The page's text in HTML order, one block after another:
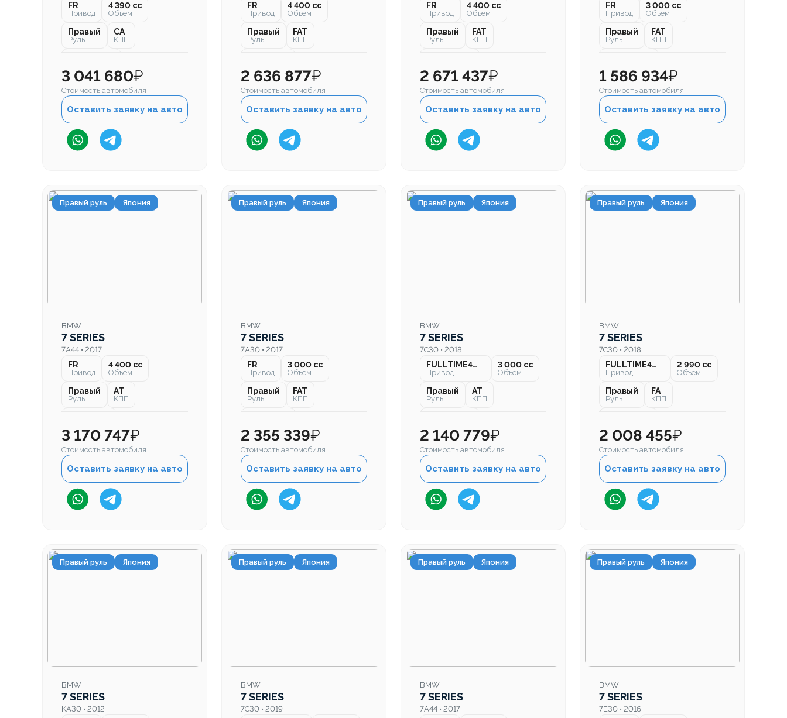
FR
Привод
4 390 cc
Объем
Правый
Руль
CA
КПП
3 041 680₽
Стоимость автомобиля
Оставить заявку на авто
FR
Привод
4 400 cc
Объем
Правый
Руль
FAT
КПП
2 636 877₽
Стоимость автомобиля
Оставить заявку на авто
FR
Привод
4 400 cc
Объем
Правый
Руль
FAT
КПП
2 671 437₽
Стоимость автомобиля
Оставить заявку на авто
FR
Привод
3 000 cc
Объем
Правый
Руль
FAT
КПП
1 586 934₽
Стоимость автомобиля
Оставить заявку на авто
Правый руль Япония
BMW
7 SERIES
7A44 • 2017
FR
Привод
4 400 cc
Объем
Правый
Руль
AT
КПП
3 170 747₽
Стоимость автомобиля
Оставить заявку на авто
Правый руль Япония
BMW
7 SERIES
7A30 • 2017
FR
Привод
3 000 cc
Объем
Правый
Руль
FAT
КПП
2 355 339₽
Стоимость автомобиля
Оставить заявку на авто
Правый руль Япония
BMW
7 SERIES
7C30 • 2018
FULLTIME4WD
Привод
3 000 cc
Объем
Правый
Руль
AT
КПП
2 140 779₽
Стоимость автомобиля
Оставить заявку на авто
Правый руль Япония
BMW
7 SERIES
7C30 • 2018
FULLTIME4WD
Привод
2 990 cc
Объем
Правый
Руль
FA
КПП
2 008 455₽
Стоимость автомобиля
Оставить заявку на авто
Правый руль Япония
BMW
7 SERIES
KA30 • 2012
Правый руль Япония
BMW
7 SERIES
7C30 • 2019
Правый руль Япония
BMW
7 SERIES
7A44 • 2017
Правый руль Япония
BMW
7 SERIES
7E30 • 2016